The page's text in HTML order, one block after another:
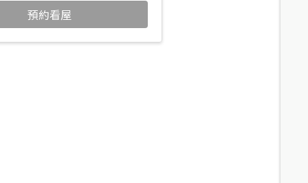
預約看屋